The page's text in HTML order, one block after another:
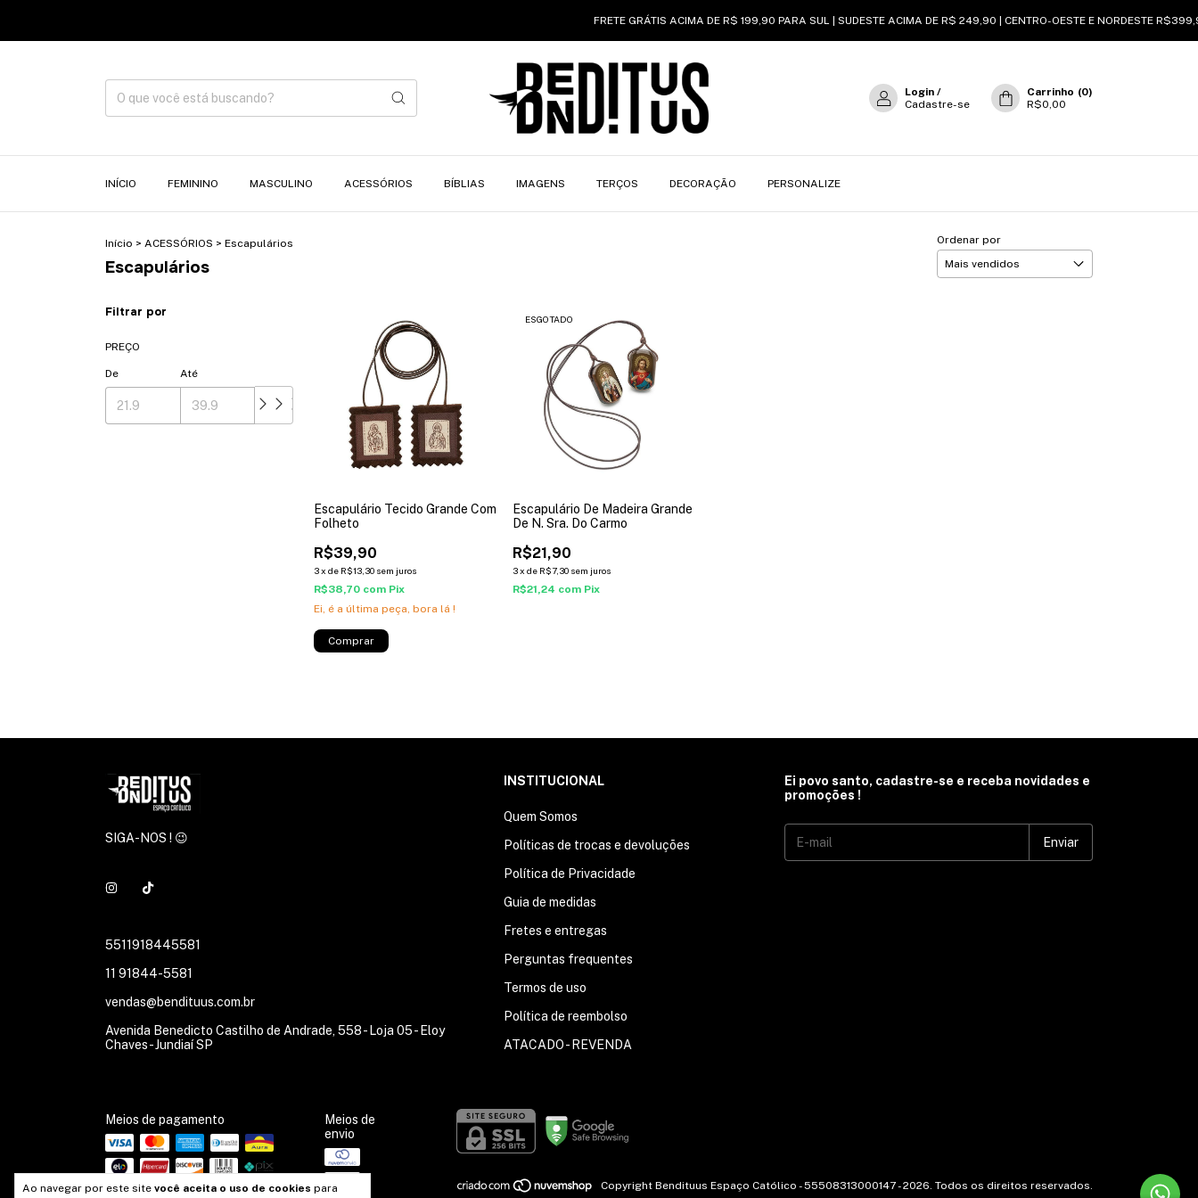
FRETE GRÁTIS ACIMA DE R$ 199,90 PARA SUL | SUDESTE ACIMA DE R$ 249,90 | CENTRO-OESTE E NORDESTE
Login /
Cadastre-se
Carrinho (0)
R$0,00
INÍCIO FEMININO MASCULINO ACESSÓRIOS BÍBLIAS IMAGENS TERÇOS DECORAÇÃO PERSONALIZE
Ao navegar por este site você aceita o uso de cookies para
Início > ACESSÓRIOS > Escapulários
Escapulários
Ordenar por
Filtrar por
PREÇO
De Até
Escapulário Tecido Grande Com
Folheto
R$39,90
3xde R$13,30 sem juros
R$38,70 com Pix
Ei, é a última peça, bora lá !
ESGOTADO
Escapulário De Madeira Grande
De N. Sra. Do Carmo
R$21,90
3x de R$7,30 sem juros
R$21,24 com Pix
SIGA-NOS ! 😉
5511918445581
11 91844-5581
vendas@bendituus.com.br
Avenida Benedicto Castilho de Andrade, 558 - Loja 05 - Eloy
Chaves - Jundiaí SP
INSTITUCIONAL
Quem Somos
Políticas de trocas e devoluções
Política de Privacidade
Guia de medidas
Fretes e entregas
Perguntas frequentes
Termos de uso
Política de reembolso
ATACADO - REVENDA
Ei povo santo, cadastre-se e receba novidades e
promoções !
Meios de pagamento
Meios de
envio
Copyright Bendituus Espaço Católico - 55508313000147 - 2026. Todos os direitos reservados.